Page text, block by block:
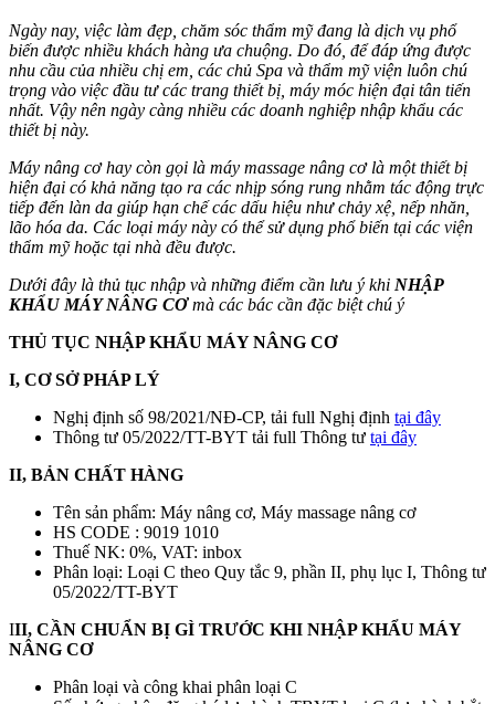
Ngày nay, việc làm đẹp, chăm sóc thẩm mỹ đang là dịch vụ phổ
biến được nhiều khách hàng ưa chuộng. Do đó, để đáp ứng được
nhu cầu của nhiều chị em, các chủ Spa và thẩm mỹ viện luôn chú
trọng vào việc đầu tư các trang thiết bị, máy móc hiện đại tân tiến
nhất. Vậy nên ngày càng nhiều các doanh nghiệp nhập khẩu các
thiết bị này.
Máy nâng cơ hay còn gọi là máy massage nâng cơ là một thiết bị
hiện đại có khả năng tạo ra các nhịp sóng rung nhằm tác động trực
tiếp đến làn da giúp hạn chế các dấu hiệu như chảy xệ, nếp nhăn,
lão hóa da. Các loại máy này có thể sử dụng phổ biến tại các viện
thẩm mỹ hoặc tại nhà đều được.
Dưới đây là thủ tục nhập và những điểm cần lưu ý khi NHẬP
KHẨU MÁY NÂNG CƠmà các bác cần đặc biệt chú ý
THỦ TỤC NHẬP KHẨU MÁY NÂNG CƠ
I, CƠ SỞ PHÁP LÝ
Nghị định số 98/2021/NĐ-CP, tải full Nghị định tại đây
Thông tư 05/2022/TT-BYT tải full Thông tư tại đây
II, BẢN CHẤT HÀNG
Tên sản phẩm: Máy nâng cơ, Máy massage nâng cơ
HS CODE : 9019 1010
Thuế NK: 0%, VAT: inbox
Phân loại: Loại C theo Quy tắc 9, phần II, phụ lục I, Thông tư
05/2022/TT-BYT
III, CẦN CHUẨN BỊ GÌ TRƯỚC KHI NHẬP KHẨU MÁY
NÂNG CƠ
Phân loại và công khai phân loại C